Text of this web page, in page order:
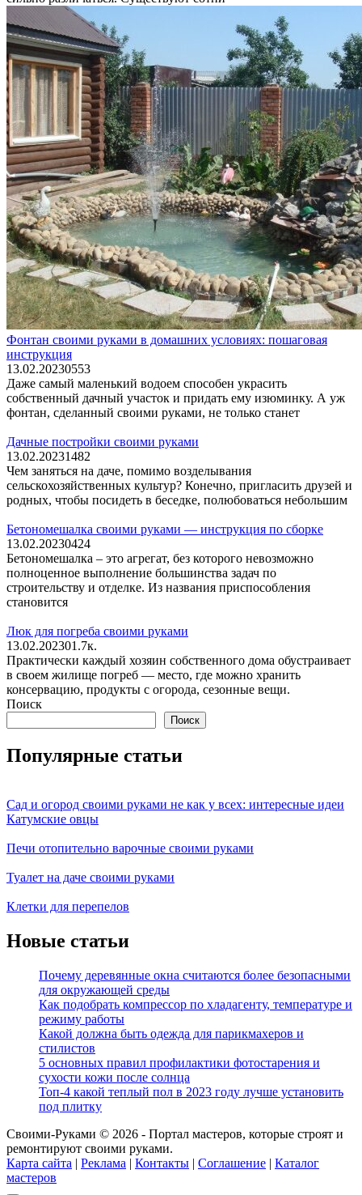
Фонтан своими руками в домашних условиях: пошаговая
инструкция
13.02.20230553
Даже самый маленький водоем способен украсить
собственный дачный участок и придать ему изюминку. А уж
фонтан, сделанный своими руками, не только станет
Дачные постройки своими руками
13.02.20231482
Чем заняться на даче, помимо возделывания
сельскохозяйственных культур? Конечно, пригласить друзей и
родных, чтобы посидеть в беседке, полюбоваться небольшим
Бетономешалка своими руками — инструкция по сборке
13.02.20230424
Бетономешалка – это агрегат, без которого невозможно
полноценное выполнение большинства задач по
строительству и отделке. Из названия приспособления
становится
Люк для погреба своими руками
13.02.202301.7к.
Практически каждый хозяин собственного дома обустраивает
в своем жилище погреб — место, где можно хранить
консервацию, продукты с огорода, сезонные вещи.
Поиск
Поиск
Популярные статьи
Сад и огород своими руками не как у всех: интересные идеи
Катумские овцы
Печи отопительно варочные своими руками
Туалет на даче своими руками
Клетки для перепелов
Новые статьи
Почему деревянные окна считаются более безопасными
для окружающей среды
Как подобрать компрессор по хладагенту, температуре и
режиму работы
Какой должна быть одежда для парикмахеров и
стилистов
5 основных правил профилактики фотостарения и
сухости кожи после солнца
Топ-4 какой теплый пол в 2023 году лучше установить
под плитку
Своими-Руками © 2026 - Портал мастеров, которые строят и
ремонтируют своими руками.
Карта сайта | Реклама | Контакты | Соглашение | Каталог
мастеров